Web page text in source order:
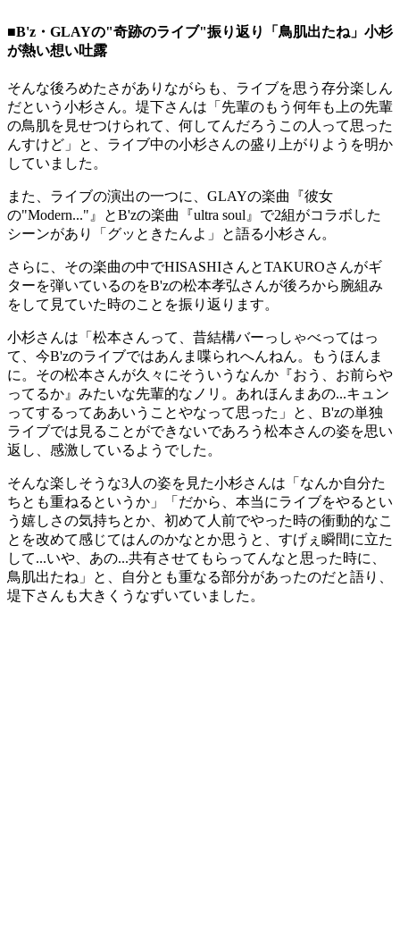
■B'z・GLAYの"奇跡のライブ"振り返り「鳥肌出たね」小杉
が熱い想い吐露
そんな後ろめたさがありながらも、ライブを思う存分楽しん
だという小杉さん。堤下さんは「先輩のもう何年も上の先輩
の鳥肌を見せつけられて、何してんだろうこの人って思った
んすけど」と、ライブ中の小杉さんの盛り上がりようを明か
していました。
また、ライブの演出の一つに、GLAYの楽曲『彼女
の"Modern..."』とB'zの楽曲『ultra soul』で2組がコラボした
シーンがあり「グッときたんよ」と語る小杉さん。
さらに、その楽曲の中でHISASHIさんとTAKUROさんがギ
ターを弾いているのをB'zの松本孝弘さんが後ろから腕組み
をして見ていた時のことを振り返ります。
小杉さんは「松本さんって、昔結構バーっしゃべってはっ
て、今B'zのライブではあんま喋られへんねん。もうほんま
に。その松本さんが久々にそういうなんか『おう、お前らや
ってるか』みたいな先輩的なノリ。あれほんまあの...キュン
ってするってああいうことやなって思った」と、B'zの単独
ライブでは見ることができないであろう松本さんの姿を思い
返し、感激しているようでした。
そんな楽しそうな3人の姿を見た小杉さんは「なんか自分た
ちとも重ねるというか」「だから、本当にライブをやるとい
う嬉しさの気持ちとか、初めて人前でやった時の衝動的なこ
とを改めて感じてはんのかなとか思うと、すげぇ瞬間に立た
して...いや、あの...共有させてもらってんなと思った時に、
鳥肌出たね」と、自分とも重なる部分があったのだと語り、
堤下さんも大きくうなずいていました。